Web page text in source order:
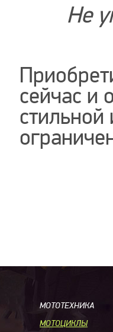
Не
сейчас и
МОТОТЕХНИКА
МОТОЦИКЛЫ